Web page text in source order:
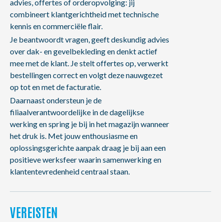
advies, offertes of orderopvolging: jij
combineert klantgerichtheid met technische
kennis en commerciële flair.
Je beantwoordt vragen, geeft deskundig advies
over dak- en gevelbekleding en denkt actief
mee met de klant. Je stelt offertes op, verwerkt
bestellingen correct en volgt deze nauwgezet
op tot en met de facturatie.
Daarnaast ondersteun je de
filiaalverantwoordelijke in de dagelijkse
werking en spring je bij in het magazijn wanneer
het druk is. Met jouw enthousiasme en
oplossingsgerichte aanpak draag je bij aan een
positieve werksfeer waarin samenwerking en
klantentevredenheid centraal staan.
VEREISTEN